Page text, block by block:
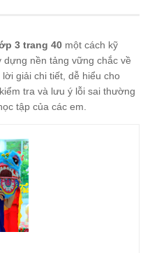
3 trang 40 một cách kỹ
nền tảng vững chắc về
giải chi tiết, dễ hiểu cho
tra và lưu ý lỗi sai thường
tập của các em.